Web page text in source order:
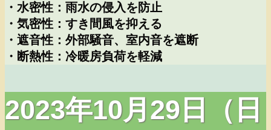
・水密性：雨水の侵入を防止
・気密性：すき間風を抑える
・遮音性：外部騒音、室内音を遮断
・断熱性：冷暖房負荷を軽減
2023年10月29日（日